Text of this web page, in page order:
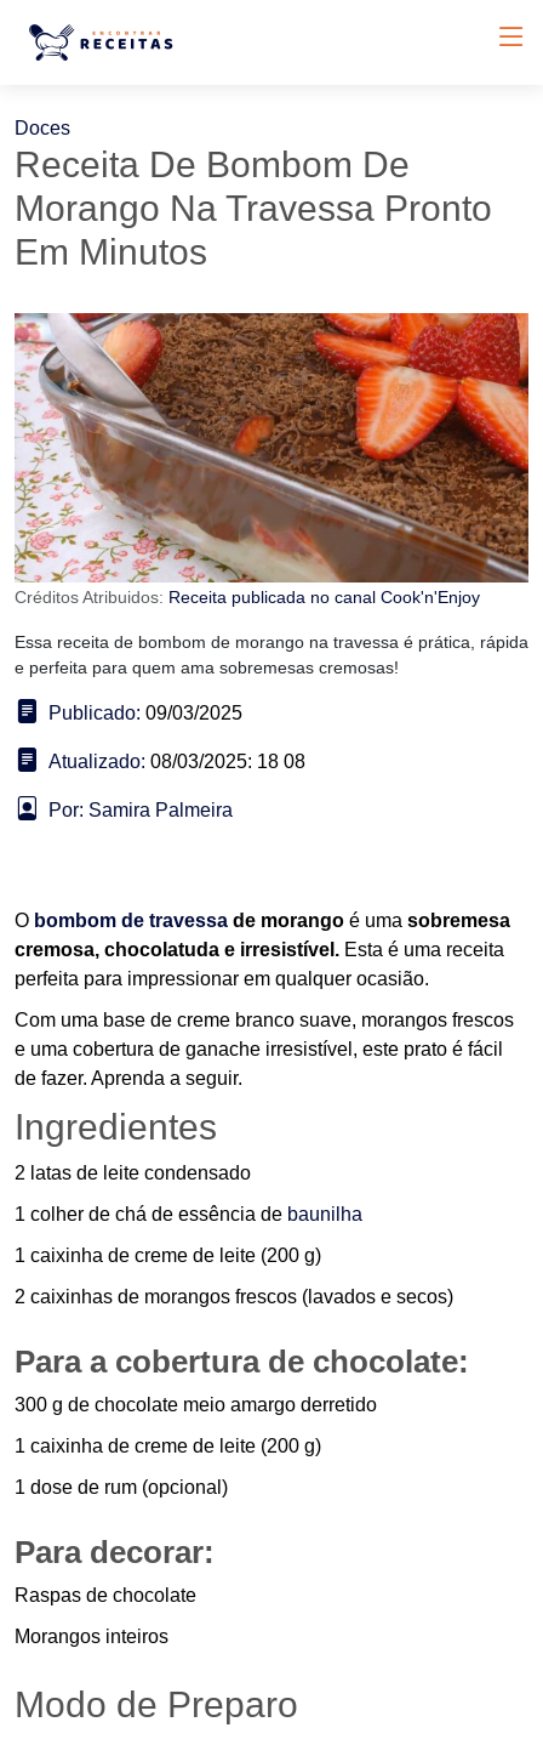
Doces
Receita De Bombom De
Morango Na Travessa Pronto
Em Minutos
Créditos Atribuidos: Receita publicada no canal Cook'n'Enjoy
Essa receita de bombom de morango na travessa é prática, rápida
e perfeita para quem ama sobremesas cremosas!
Publicado: 09/03/2025
Atualizado: 08/03/2025: 18 08
Por: Samira Palmeira
O bombom de travessa de morango é uma sobremesa
cremosa, chocolatuda e irresistível. Esta é uma receita
perfeita para impressionar em qualquer ocasião.
Com uma base de creme branco suave, morangos frescos
e uma cobertura de ganache irresistível, este prato é fácil
de fazer. Aprenda a seguir.
Ingredientes
2 latas de leite condensado
1 colher de chá de essência de baunilha
1 caixinha de creme de leite (200 g)
2 caixinhas de morangos frescos (lavados e secos)
Para a cobertura de chocolate:
300 g de chocolate meio amargo derretido
1 caixinha de creme de leite (200 g)
1 dose de rum (opcional)
Para decorar:
Raspas de chocolate
Morangos inteiros
Modo de Preparo